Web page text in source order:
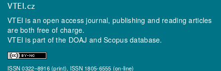
VTEI.cz
VTEI is an open access journal, publishing and reading articles
are both free of charge.
VTEI is part of the DOAJ andScopusdatabase.
ISSN 0322–8916 (print), ISSN 1805-6555 (on-line)